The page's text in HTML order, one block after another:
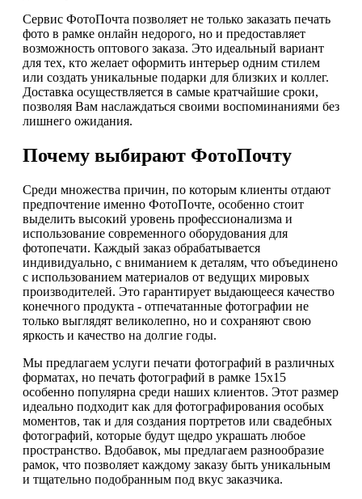
Сервис ФотоПочта позволяет не только заказать печать
фото в рамке онлайн недорого, но и предоставляет
возможность оптового заказа. Это идеальный вариант
для тех, кто желает оформить интерьер одним стилем
или создать уникальные подарки для близких и коллег.
Доставка осуществляется в самые кратчайшие сроки,
позволяя Вам наслаждаться своими воспоминаниями без
лишнего ожидания.
Почему выбирают ФотоПочту
Среди множества причин, по которым клиенты отдают
предпочтение именно ФотоПочте, особенно стоит
выделить высокий уровень профессионализма и
использование современного оборудования для
фотопечати. Каждый заказ обрабатывается
индивидуально, с вниманием к деталям, что объединено
с использованием материалов от ведущих мировых
производителей. Это гарантирует выдающееся качество
конечного продукта - отпечатанные фотографии не
только выглядят великолепно, но и сохраняют свою
яркость и качество на долгие годы.
Мы предлагаем услуги печати фотографий в различных
форматах, но печать фотографий в рамке 15х15
особенно популярна среди наших клиентов. Этот размер
идеально подходит как для фотографирования особых
моментов, так и для создания портретов или свадебных
фотографий, которые будут щедро украшать любое
пространство. Вдобавок, мы предлагаем разнообразие
рамок, что позволяет каждому заказу быть уникальным
и тщательно подобранным под вкус заказчика.